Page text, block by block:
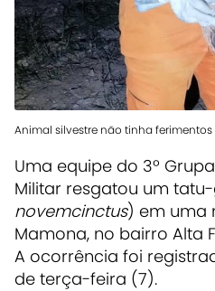
Animal silvestre não tinha
Uma equipe do 3º
Militar resgatou um
novemcinctus) em uma
Mamona, no bairro Alta
A ocorrência foi
de terça-feira (7).